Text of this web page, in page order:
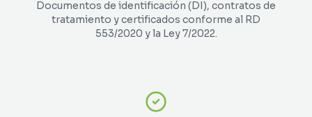
Documentos de identificación (DI), contratos de
tratamiento y certificados conforme al RD
553/2020 y la Ley 7/2022.